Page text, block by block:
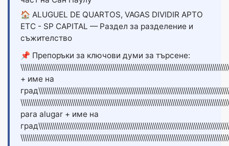
🏠 ALUGUEL DE QUARTOS, VAGAS DIVIDIR APTO
ETC - SP CAPITAL — Раздел за разделение и
съжителство
📌 Препоръки за ключови думи за търсене:
+ име на
para alugar + име на